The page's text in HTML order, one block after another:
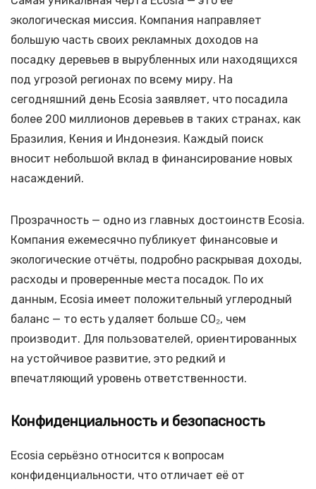
экологическая миссия. Компания направляет
большую часть своих рекламных доходов на
посадку деревьев в вырубленных или находящихся
под угрозой регионах по всему миру. На
сегодняшний день Ecosia заявляет, что посадила
более 200 миллионов деревьев в таких странах, как
Бразилия, Кения и Индонезия. Каждый поиск
вносит небольшой вклад в финансирование новых
насаждений.
Прозрачность — одно из главных достоинств Ecosia.
Компания ежемесячно публикует финансовые и
экологические отчёты, подробно раскрывая доходы,
расходы и проверенные места посадок. По их
данным, Ecosia имеет положительный углеродный
баланс — то есть удаляет больше CO₂, чем
производит. Для пользователей, ориентированных
на устойчивое развитие, это редкий и
впечатляющий уровень ответственности.
Конфиденциальность и безопасность
Ecosia серьёзно относится к вопросам
конфиденциальности, что отличает её от